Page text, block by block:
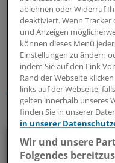
Nkoaranga Lutheran
Schlagworte:
International
Ihr Newsletter
Politik &
ablehnen oder Widerruf
deaktiviert. Wenn
und Anzeigen
können dieses Menü
Einstellungen zu ändern
indem Sie auf den Link
Rand der Webseite
links auf der Webseite,
gelten innerhalb unseres
finden Sie in unserer
in unserer
Wir und unsere
Folgendes